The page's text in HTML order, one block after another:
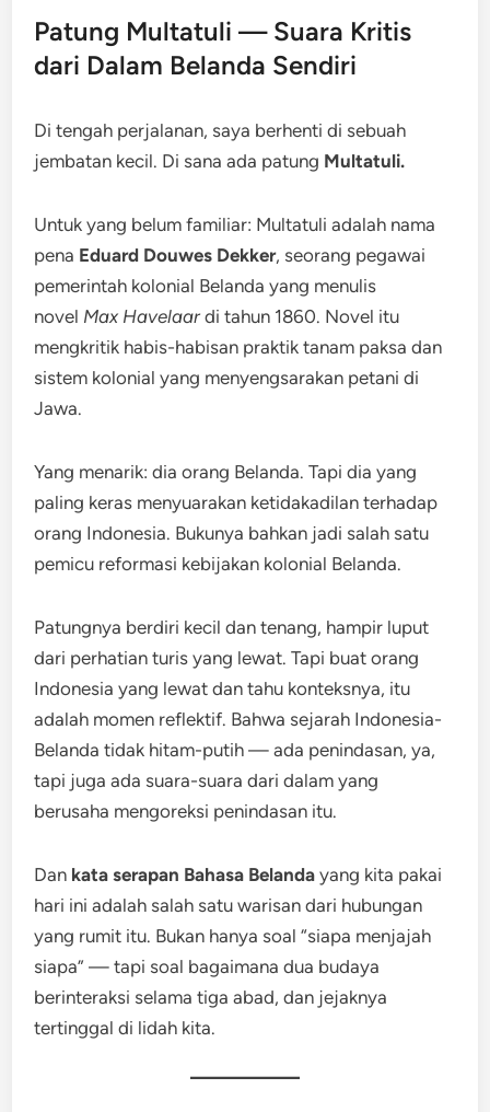
Patung Multatuli — Suara Kritis
dari Dalam Belanda Sendiri
Di tengah perjalanan, saya berhenti di sebuah
jembatan kecil. Di sana ada patung Multatuli.
Untuk yang belum familiar: Multatuli adalah nama
pena Eduard Douwes Dekker, seorang pegawai
pemerintah kolonial Belanda yang menulis
novel Max Havelaar di tahun 1860. Novel itu
mengkritik habis-habisan praktik tanam paksa dan
sistem kolonial yang menyengsarakan petani di
Jawa.
Yang menarik: dia orang Belanda. Tapi dia yang
paling keras menyuarakan ketidakadilan terhadap
orang Indonesia. Bukunya bahkan jadi salah satu
pemicu reformasi kebijakan kolonial Belanda.
Patungnya berdiri kecil dan tenang, hampir luput
dari perhatian turis yang lewat. Tapi buat orang
Indonesia yang lewat dan tahu konteksnya, itu
adalah momen reflektif. Bahwa sejarah Indonesia-
Belanda tidak hitam-putih — ada penindasan, ya,
tapi juga ada suara-suara dari dalam yang
berusaha mengoreksi penindasan itu.
Dan kata serapan Bahasa Belanda yang kita pakai
hari ini adalah salah satu warisan dari hubungan
yang rumit itu. Bukan hanya soal “siapa menjajah
siapa” — tapi soal bagaimana dua budaya
berinteraksi selama tiga abad, dan jejaknya
tertinggal di lidah kita.